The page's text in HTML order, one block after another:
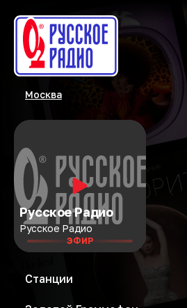
Москва
Русское Радио
Русское Радио
ЭФИР
Станции